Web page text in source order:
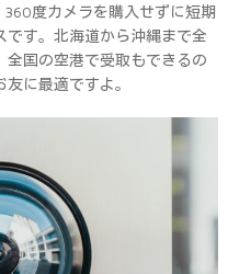
度カメラを購入せずに短期
です。北海道から沖縄まで全
全国の空港で受取もできるの
に最適ですよ。